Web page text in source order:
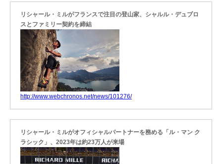
リシャール・ミルがフランスで注目の登山家、シャルル・デュブロ
スとファミリー契約を締結
http://www.webchronos.net/news/101276/
リシャール・ミルがオフィシャルパートナーを務める「ル・マン ク
ラシック」、2023年は約23万人が来場